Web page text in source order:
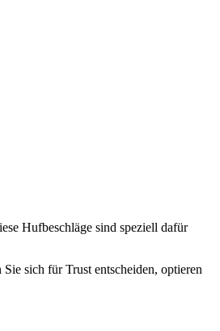
Hufbeschläge sind speziell dafür
sich für Trust entscheiden, optieren